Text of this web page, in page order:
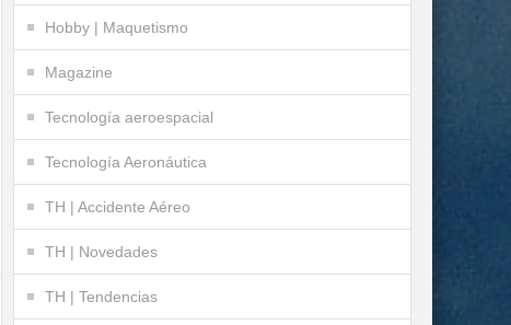
Hobby | Maquetismo
Magazine
Tecnología aeroespacial
Tecnología Aeronáutica
TH | Accidente Aéreo
TH | Novedades
TH | Tendencias